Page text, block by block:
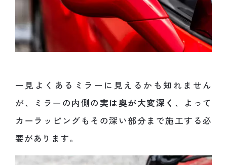
一見よくあるミラーに見えるかも知れません
が、ミラーの内側の 実は奥が大変深く 、よって
カーラッピングもその深い部分まで施工する必
要があります。